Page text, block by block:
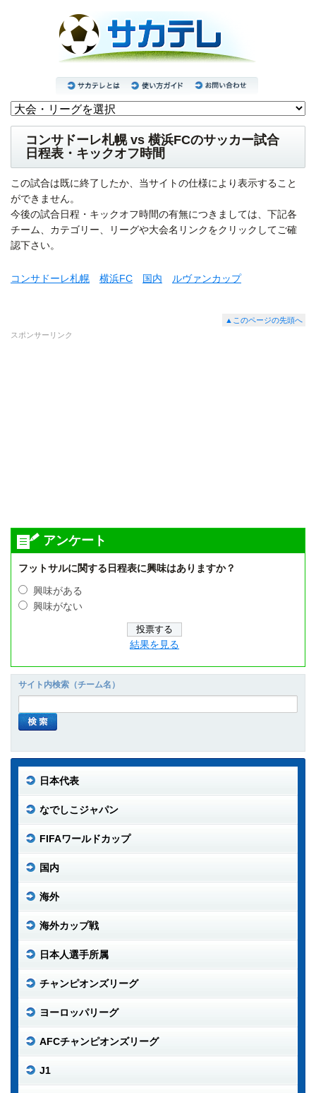
コンサドーレ札幌 vs 横浜FCのサッカー試合
日程表・キックオフ時間
この試合は既に終了したか、当サイトの仕様により表示すること
ができません。
今後の試合日程・キックオフ時間の有無につきましては、下記各
チーム、カテゴリー、リーグや大会名リンクをクリックしてご確
認下さい。
コンサドーレ札幌 横浜FC 国内 ルヴァンカップ
▲このページの先頭へ
スポンサーリンク
アンケート
フットサルに関する日程表に興味はありますか？
興味がある
興味がない
結果を見る
サイト内検索（チーム名）
日本代表
なでしこジャパン
FIFAワールドカップ
国内
海外
海外カップ戦
日本人選手所属
チャンピオンズリーグ
ヨーロッパリーグ
AFCチャンピオンズリーグ
J1